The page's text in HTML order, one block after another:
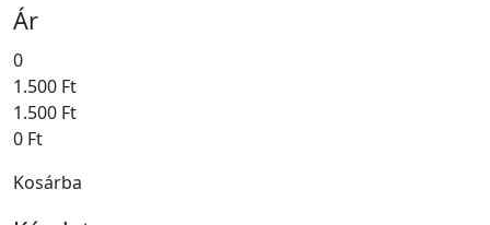
Ár
0
1.500 Ft
1.500 Ft
0 Ft
Kosárba